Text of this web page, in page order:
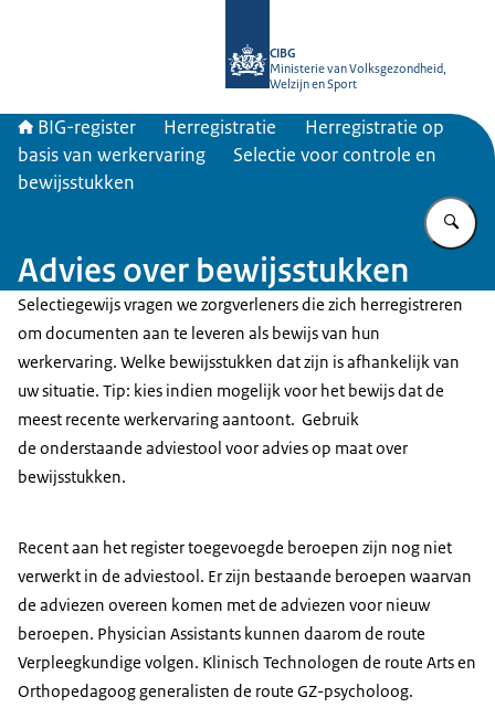
CIBG
Ministerie van Volksgezondheid,
Welzijn en Sport
BIG-register Herregistratie
Herregistratie op
basis van werkervaring
Selectie voor controle en
bewijsstukken
Advies over bewijsstukken
Selectiegewijs vragen we zorgverleners die zich herregistreren
om documenten aan te leveren als bewijs van hun
werkervaring. Welke bewijsstukken dat zijn is afhankelijk van
uw situatie. Tip: kies indien mogelijk voor het bewijs dat de
meest recente werkervaring aantoont. Gebruik
de onderstaande adviestool voor advies op maat over
bewijsstukken.
Recent aan het register toegevoegde beroepen zijn nog niet
verwerkt in de adviestool. Er zijn bestaande beroepen waarvan
de adviezen overeen komen met de adviezen voor nieuw
beroepen. Physician Assistants kunnen daarom de route
Verpleegkundige volgen. Klinisch Technologen de route Arts en
Orthopedagoog generalisten de route GZ-psycholoog.